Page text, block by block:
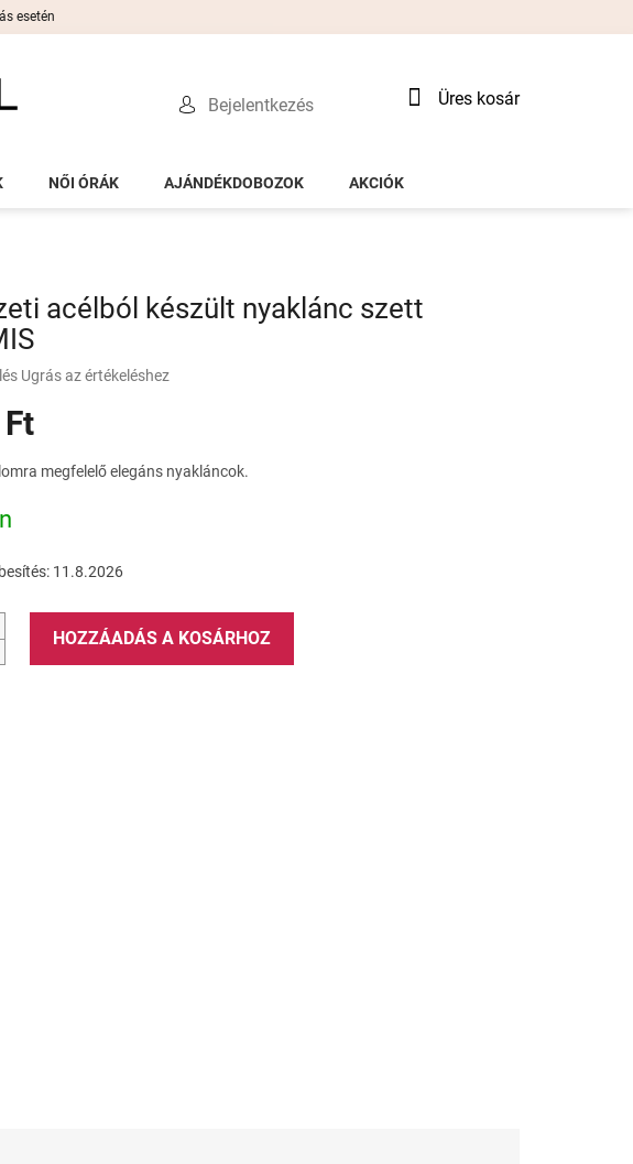
esetén
Bejelentkezés Kosár
Üres kosár
NŐI ÓRÁK AJÁNDÉKDOBOZOK AKCIÓK
acélból készült nyaklánc szett
Ugrás az értékeléshez
megfelelő elegáns nyakláncok.
11.8.2026
HOZZÁADÁS A KOSÁRHOZ